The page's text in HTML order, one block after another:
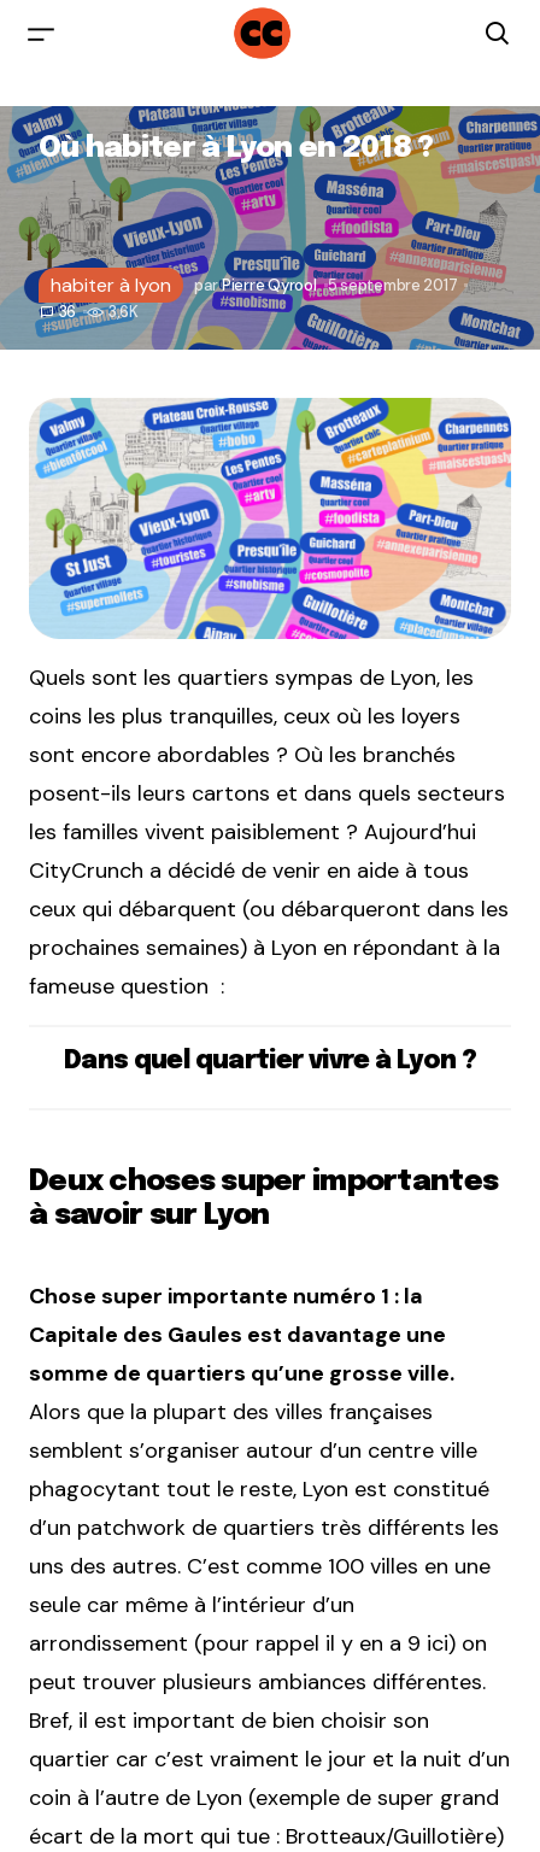
Où habiter à Lyon en 2018 ?
habiter à lyon parPierre Qyrool 5 septembre 2017
36
3,6K
Quels sont les quartiers sympas de Lyon, les
coins les plus tranquilles, ceux où les loyers
sont encore abordables ? Où les branchés
posent-ils leurs cartons et dans quels secteurs
les familles vivent paisiblement ? Aujourd’hui
CityCrunch a décidé de venir en aide à tous
ceux qui débarquent (ou débarqueront dans les
prochaines semaines) à Lyon en répondant à la
fameuse question :
Dans quel quartier vivre à Lyon ?
Deux choses super importantes
à savoir sur Lyon
Chose super importante numéro 1 : la
Capitale des Gaules est davantage une
somme de quartiers qu’une grosse ville.
Alors que la plupart des villes françaises
semblent s’organiser autour d’un centre ville
phagocytant tout le reste, Lyon est constitué
d’un patchwork de quartiers très différents les
uns des autres. C’est comme 100 villes en une
seule car même à l’intérieur d’un
arrondissement (pour rappel il y en a 9 ici) on
peut trouver plusieurs ambiances différentes.
Bref, il est important de bien choisir son
quartier car c’est vraiment le jour et la nuit d’un
coin à l’autre de Lyon (exemple de super grand
écart de la mort qui tue : Brotteaux/Guillotière)